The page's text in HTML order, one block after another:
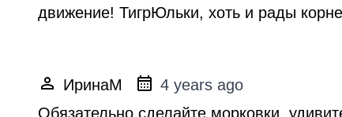
движение! ТигрЮльки, хоть и рады
ИринаМ
4 years ago
Обязательно сделайте морковки,